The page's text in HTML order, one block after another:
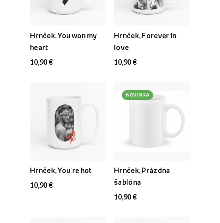
Hrnček, You won my
heart
10,90 €
Hrnček, Forever in
love
10,90 €
Hrnček, You're hot
10,90 €
NOVINKA
Hrnček, Prázdna
šablóna
10,90 €